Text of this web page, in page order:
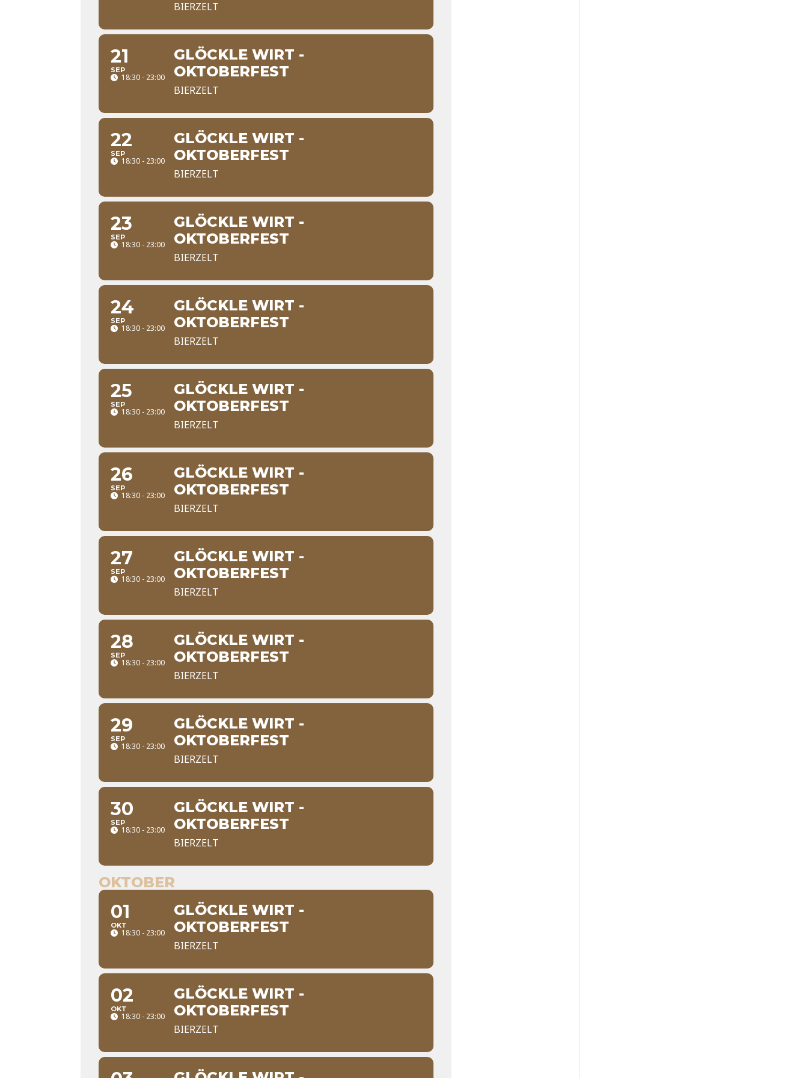
BIERZELT
21
SEP
18:30 - 23:00
GLÖCKLE WIRT -
OKTOBERFEST
BIERZELT
22
SEP
18:30 - 23:00
GLÖCKLE WIRT -
OKTOBERFEST
BIERZELT
23
SEP
18:30 - 23:00
GLÖCKLE WIRT -
OKTOBERFEST
BIERZELT
24
SEP
18:30 - 23:00
GLÖCKLE WIRT -
OKTOBERFEST
BIERZELT
25
SEP
18:30 - 23:00
GLÖCKLE WIRT -
OKTOBERFEST
BIERZELT
26
SEP
18:30 - 23:00
GLÖCKLE WIRT -
OKTOBERFEST
BIERZELT
27
SEP
18:30 - 23:00
GLÖCKLE WIRT -
OKTOBERFEST
BIERZELT
28
SEP
18:30 - 23:00
GLÖCKLE WIRT -
OKTOBERFEST
BIERZELT
29
SEP
18:30 - 23:00
GLÖCKLE WIRT -
OKTOBERFEST
BIERZELT
30
SEP
18:30 - 23:00
GLÖCKLE WIRT -
OKTOBERFEST
BIERZELT
OKTOBER
01
OKT
18:30 - 23:00
GLÖCKLE WIRT -
OKTOBERFEST
BIERZELT
02
OKT
18:30 - 23:00
GLÖCKLE WIRT -
OKTOBERFEST
BIERZELT